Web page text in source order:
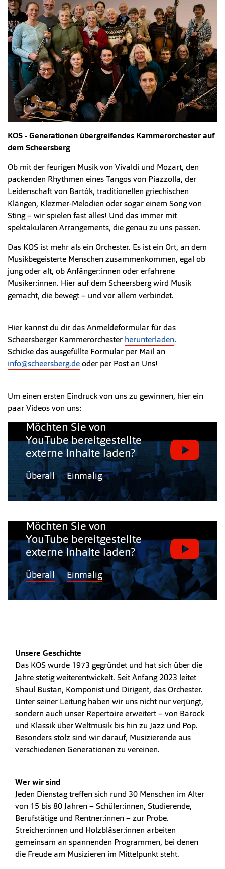
KOS - Generationen übergreifendes Kammerorchester auf
dem Scheersberg
Ob mit der feurigen Musik von Vivaldi und Mozart, den
packenden Rhythmen eines Tangos von Piazzolla, der
Leidenschaft von Bartók, traditionellen griechischen
Klängen, Klezmer-Melodien oder sogar einem Song von
Sting – wir spielen fast alles! Und das immer mit
spektakulären Arrangements, die genau zu uns passen.
Das KOS ist mehr als ein Orchester. Es ist ein Ort, an dem
Musikbegeisterte Menschen zusammenkommen, egal ob
jung oder alt, ob Anfänger:innen oder erfahrene
Musiker:innen. Hier auf dem Scheersberg wird Musik
gemacht, die bewegt – und vor allem verbindet.
Hier kannst du dir das Anmeldeformular für das
Scheersberger Kammerorchester herunterladen.
Schicke das ausgefüllte Formular per Mail an
info@scheersberg.deoder per Post an Uns!
Um einen ersten Eindruck von uns zu gewinnen, hier ein
paar Videos von uns:
Möchten Sie von
YouTube bereitgestellte
externe Inhalte laden?
Überall Einmalig
Möchten Sie von
YouTube bereitgestellte
externe Inhalte laden?
Überall Einmalig
Unsere Geschichte
Das KOS wurde 1973 gegründet und hat sich über die
Jahre stetig weiterentwickelt. Seit Anfang 2023 leitet
Shaul Bustan, Komponist und Dirigent, das Orchester.
Unter seiner Leitung haben wir uns nicht nur verjüngt,
sondern auch unser Repertoire erweitert – von Barock
und Klassik über Weltmusik bis hin zu Jazz und Pop.
Besonders stolz sind wir darauf, Musizierende aus
verschiedenen Generationen zu vereinen.
Wer wir sind
Jeden Dienstag treffen sich rund 30 Menschen im Alter
von 15 bis 80 Jahren – Schüler:innen, Studierende,
Berufstätige und Rentner:innen – zur Probe.
Streicher:innen und Holzbläser:innen arbeiten
gemeinsam an spannenden Programmen, bei denen
die Freude am Musizieren im Mittelpunkt steht.